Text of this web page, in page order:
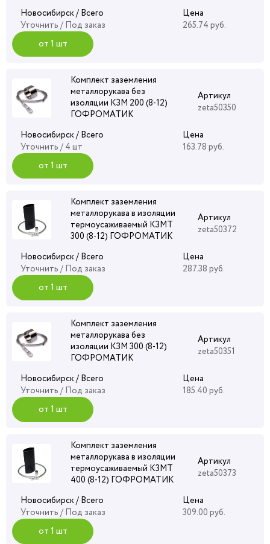
Новосибирск / Всего
Уточнить / Под заказ
Цена
265.74 руб.
от 1 шт
Комплект заземления
металлорукава без
изоляции КЗМ 200 (8-12)
ГОФРОМАТИК
Артикул
zeta50350
Новосибирск / Всего
Уточнить / 4 шт
Цена
163.78 руб.
от 1 шт
Комплект заземления
металлорукава в изоляции
термоусаживаемый КЗМТ
300 (8-12) ГОФРОМАТИК
Артикул
zeta50372
Новосибирск / Всего
Уточнить / Под заказ
Цена
287.38 руб.
от 1 шт
Комплект заземления
металлорукава без
изоляции КЗМ 300 (8-12)
ГОФРОМАТИК
Артикул
zeta50351
Новосибирск / Всего
Уточнить / Под заказ
Цена
185.40 руб.
от 1 шт
Комплект заземления
металлорукава в изоляции
термоусаживаемый КЗМТ
400 (8-12) ГОФРОМАТИК
Артикул
zeta50373
Новосибирск / Всего
Уточнить / Под заказ
Цена
309.00 руб.
от 1 шт